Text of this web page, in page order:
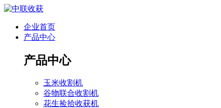
企业首页
产品中心
产品中心
玉米收割机
谷物联合收割机
花生捡拾收获机